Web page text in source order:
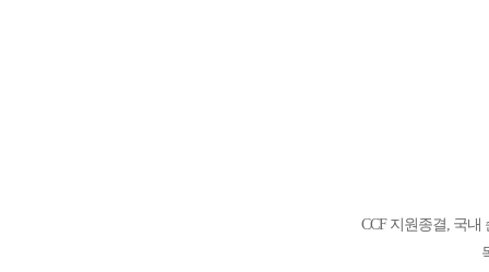
CCF 지원종결, 국내